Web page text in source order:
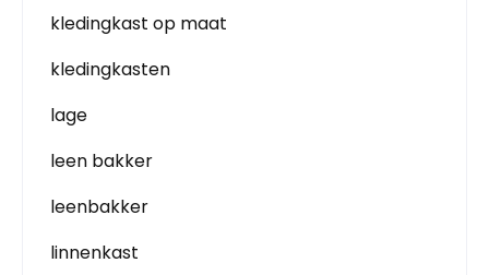
kledingkast op maat
kledingkasten
lage
leen bakker
leenbakker
linnenkast